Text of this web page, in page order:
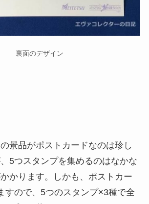
裏面のデザイン
景品がポストカードなのは珍し
5つスタンプを集めるのはなかな
かります。しかも、ポストカー
すので、5つのスタンプ×3種で全